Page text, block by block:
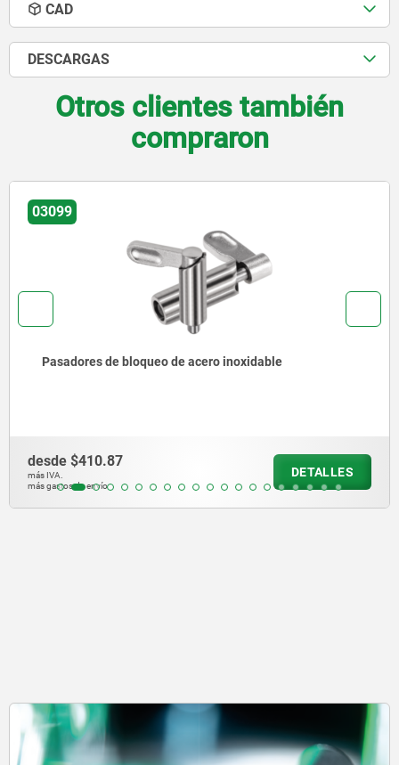
CAD
DESCARGAS
Otros clientes también
compraron
03099-22
Pasadores de bloqueo de acero inoxidable con tope
desde$490.03
más IVA.
más gastos de envío
DETALLES